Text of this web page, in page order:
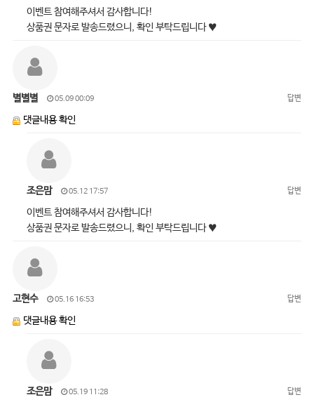
이벤트 참여해주셔서 감사합니다!
상품권 문자로 발송드렸으니, 확인 부탁드립니다 ♥
별별별 05.09 00:09 답변
댓글내용 확인
조은맘 05.12 17:57 답변
이벤트 참여해주셔서 감사합니다!
상품권 문자로 발송드렸으니, 확인 부탁드립니다 ♥
고현수 05.16 16:53 답변
댓글내용 확인
조은맘 05.19 11:28 답변